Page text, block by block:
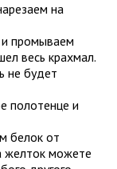
на
и промываем
весь крахмал.
не будет
полотенце и
белок от
желток можете